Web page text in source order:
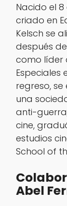
Nacido el 8
criado en
Kelsch se
después
como líder
Especiales
regreso,
una
anti-
cine,
estudios
School of
Abel